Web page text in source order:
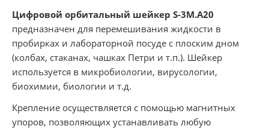
Цифровой орбитальный шейкер S-3М.А20
предназначен для перемешивания жидкости в
пробирках и лабораторной посуде с плоским дном
(колбах, стаканах, чашках Петри и т.п.). Шейкер
используется в микробиологии, вирусологии,
биохимии, биологии и т.д.
Крепление осуществляется с помощью магнитных
упоров, позволяющих устанавливать любую